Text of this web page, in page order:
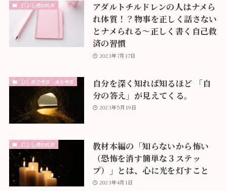
【1】心理的成長
アダルトチルドレンの人はナメら
れ体質！？物事を正しく話さない
とナメられる〜正しく書く自己救
済の習慣
2023年7月17日
【1】自己受容・過去受容
自分を深く知れば知るほど 「自
分の答え」が見えてくる。
2023年5月19日
【1】心理的成長
教材本編の「知らないから怖い
（恐怖を消す簡単な３ステッ
プ）」とは、心に光を灯すこと
2023年4月1日